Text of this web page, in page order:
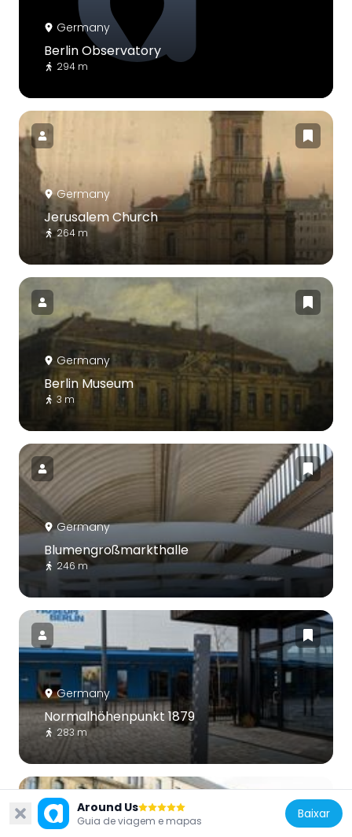
Germany
Berlin Observatory
294 m
Germany
Jerusalem Church
264 m
Germany
Berlin Museum
3 m
Germany
Blumengroßmarkthalle
246 m
Germany
Normalhöhenpunkt 1879
283 m
Around Us
Guia de viagem e mapas Baixar